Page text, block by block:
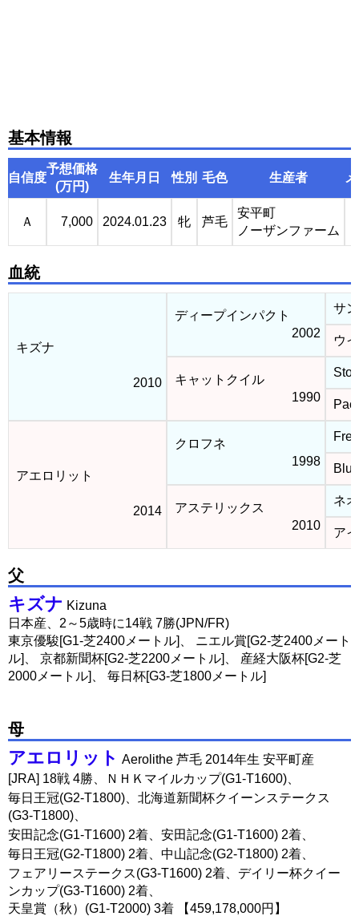
基本情報
自信度
予想価格
(万円)
生年月日 性別 毛色 生産者
Ａ 7,000 2024.01.23 牝 芦毛
安平町
ノーザンファーム
血統
キズナ
2010
ディープインパクト
2002
サ
ウ
キャットクイル
1990
アエロリット
2014
クロフネ
1998
アステリックス
2010
ネ
ア
父
キズナ Kizuna
日本産、2～5歳時に14戦 7勝(JPN/FR)
東京優駿[G1-芝2400メートル]、 ニエル賞[G2-芝2400メート
ル]、 京都新聞杯[G2-芝2200メートル]、 産経大阪杯[G2-芝
2000メートル]、 毎日杯[G3-芝1800メートル]
母
アエロリット Aerolithe 芦毛 2014年生 安平町産
[JRA] 18戦 4勝、ＮＨＫマイルカップ(G1-T1600)、
毎日王冠(G2-T1800)、北海道新聞杯クイーンステークス
(G3-T1800)、
安田記念(G1-T1600) 2着、安田記念(G1-T1600) 2着、
毎日王冠(G2-T1800) 2着、中山記念(G2-T1800) 2着、
フェアリーステークス(G3-T1600) 2着、デイリー杯クイー
ンカップ(G3-T1600) 2着、
天皇賞（秋）(G1-T2000) 3着 【459,178,000円】